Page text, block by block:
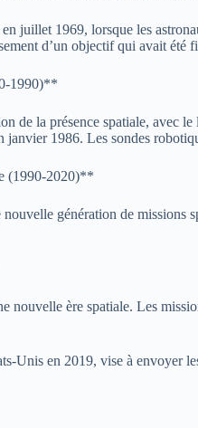
juillet 1969, lorsque les
d’un objectif qui avait été
1990)**
de la présence spatiale, avec
janvier 1986. Les sondes
(1990-2020)**
génération de
nouvelle ère spatiale. Les
Unis en 2019, vise à envoyer